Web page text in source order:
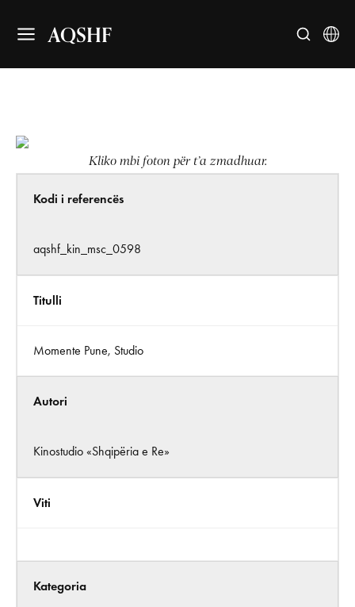
AQSHF
Kliko mbi foton për t’a zmadhuar.
Kodi i referencës
aqshf_kin_msc_0598
Titulli
Momente Pune, Studio
Autori
Kinostudio «Shqipëria e Re»
Viti
Kategoria